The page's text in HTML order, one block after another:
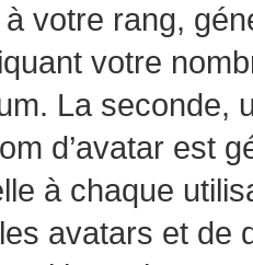
votre rang,
votre
La seconde,
d’avatar est
à chaque
avatars et de